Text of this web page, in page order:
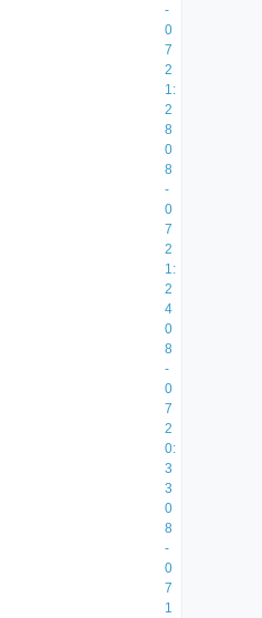
-
0
7
2
1:
2
8
9
7
0
0
8
-
0
7
2
1:
2
4
S
h
e
0
8
-
0
7
2
0:
3
3
2
7
9
0
1
3
2
6
4
0
8
-
0
7
1
现
在
的
人
s
h
d
s
0
4
0
3